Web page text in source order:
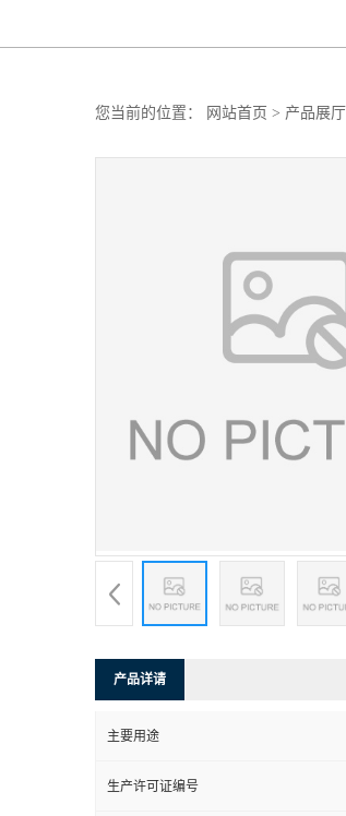
您当前的位置： 网站首页 > 产品展厅
产品详请
主要用途
生产许可证编号